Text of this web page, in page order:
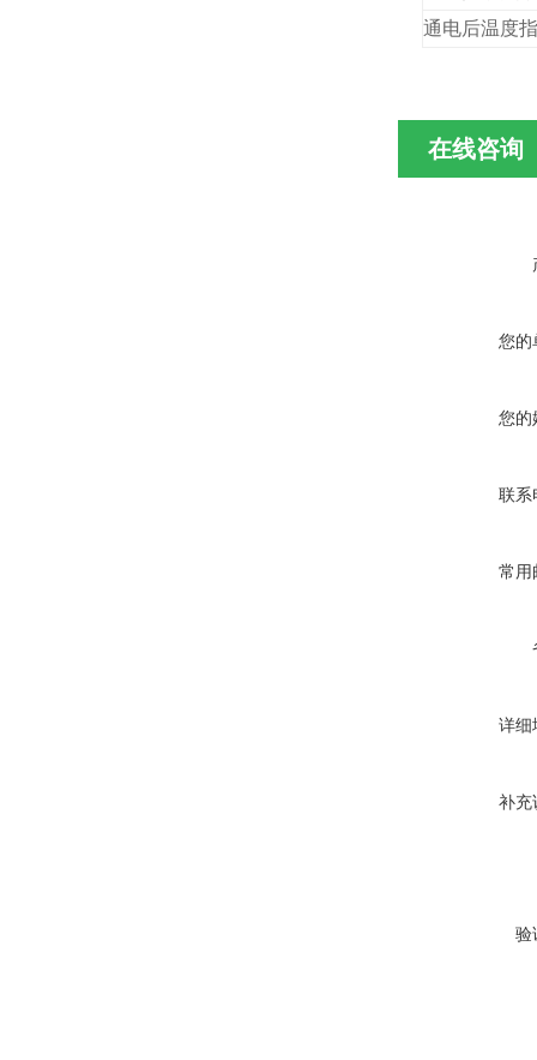
通电后温度
在线咨询
您的
您的
联系
常用
详细
补充
验